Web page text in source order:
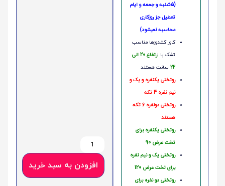
(5شنبه و جمعه و ایام
تعطیل جز روزکاری
محاسبه نمیشود)
کاور کشدوزها مناسب
تشک با ا
رتفاع 20 الی
22 سانت هستند
روتختی یکنفره و یک و
نیم نفره 4 تکه
روتختی دونفره 6 تکه
هستند
روتختی یکنفره برای
تخت عرض 90
روتختی یک و نیم نفره
برای تخت عرض 120
روتختی دو نفره برای
افزودن به سبد خرید